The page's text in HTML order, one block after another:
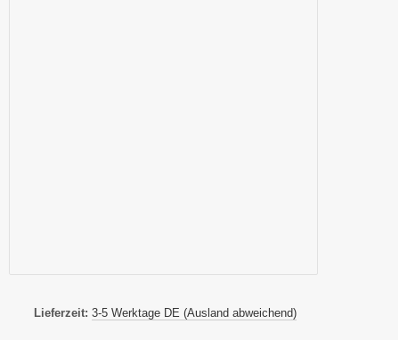
Lieferzeit: 3-5 Werktage DE (Ausland abweichend)